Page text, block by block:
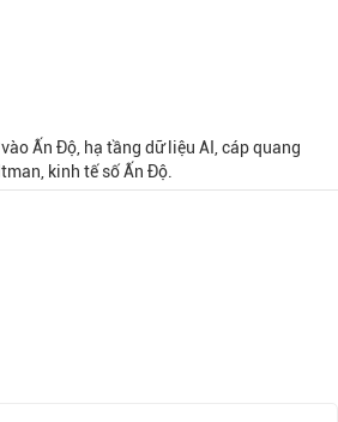
Ấn Độ, hạ tầng dữ liệu AI, cáp quang
kinh tế số Ấn Độ.